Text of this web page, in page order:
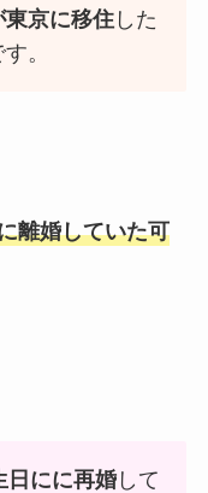
京に移住 した
。
離婚していた可
日にに再婚 して